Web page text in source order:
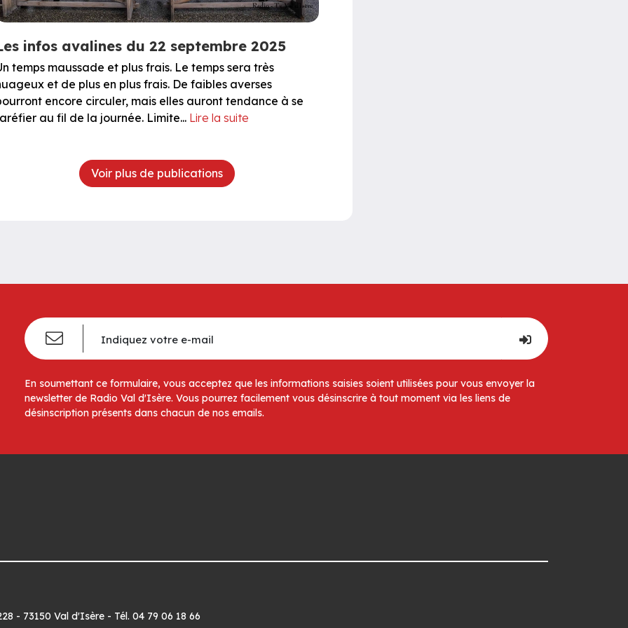
infos avalines du 22 septembre 2025
temps maussade et plus frais. Le temps sera très
et de plus en plus frais. De faibles averses
encore circuler, mais elles auront tendance à se
au fil de la journée. Limite... Lire la suite
Voir plus de publications
En soumettant ce formulaire, vous acceptez que les informations saisies soient utilisées pour vous envoyer la
newsletter de Radio Val d'Isère. Vous pourrez facilement vous désinscrire à tout moment via les liens de
désinscription présents dans chacun de nos emails.
- 73150 Val d'Isère - Tél. 04 79 06 18 66